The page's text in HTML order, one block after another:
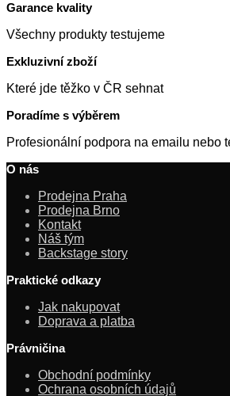
Garance kvality
Všechny produkty testujeme
Exkluzivní zboží
Které jde těžko v ČR sehnat
Poradíme s výběrem
Profesionální podpora na emailu nebo
O nás
Prodejna Praha
Prodejna Brno
Kontakt
Náš tým
Backstage story
Praktické odkazy
Jak nakupovat
Doprava a platba
Právničina
Obchodní podmínky
Ochrana osobních údajů